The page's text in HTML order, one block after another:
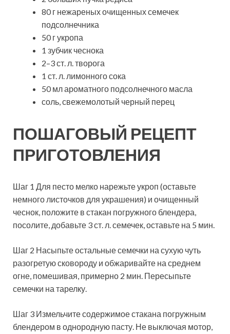
80 г нежареных очищенных семечек
подсолнечника
50 г укропа
1 зубчик чеснока
2–3 ст. л. творога
1 ст. л. лимонного сока
50 мл ароматного подсолнечного масла
соль, свежемолотый черный перец
ПОШАГОВЫЙ РЕЦЕПТ
ПРИГОТОВЛЕНИЯ
Шаг 1 Для песто мелко нарежьте укроп (оставьте
немного листочков для украшения) и очищенный
чеснок, положите в стакан погружного блендера,
посолите, добавьте 3 ст. л. семечек, оставьте на 5 мин.
Шаг 2 Насыпьте остальные семечки на сухую чуть
разогретую сковороду и обжаривайте на среднем
огне, помешивая, примерно 2 мин. Пересыпьте
семечки на тарелку.
Шаг 3 Измельчите содержимое стакана погружным
блендером в однородную пасту. Не выключая мотор,